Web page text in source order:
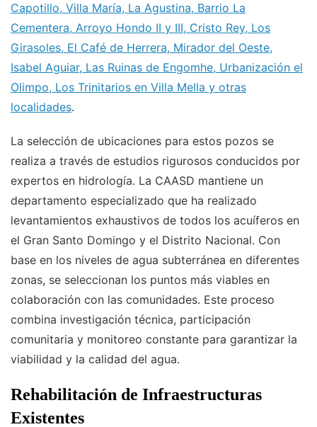
Capotillo, Villa María, La Agustina, Barrio La
Cementera, Arroyo Hondo II y III, Cristo Rey, Los
Girasoles, El Café de Herrera, Mirador del Oeste,
Isabel Aguiar, Las Ruinas de Engomhe, Urbanización el
Olimpo, Los Trinitarios en Villa Mella y otras
localidades.
La selección de ubicaciones para estos pozos se
realiza a través de estudios rigurosos conducidos por
expertos en hidrología. La CAASD mantiene un
departamento especializado que ha realizado
levantamientos exhaustivos de todos los acuíferos en
el Gran Santo Domingo y el Distrito Nacional. Con
base en los niveles de agua subterránea en diferentes
zonas, se seleccionan los puntos más viables en
colaboración con las comunidades. Este proceso
combina investigación técnica, participación
comunitaria y monitoreo constante para garantizar la
viabilidad y la calidad del agua.
Rehabilitación de Infraestructuras
Existentes